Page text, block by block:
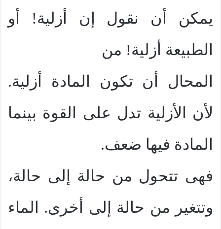
يمكن أن نقول إن أزلية! أو
الطبيعة أزلية! من
المحال أن تكون المادة أزلية.
لأن الأزلية تدل على القوة بينما
المادة فيها ضعف.
فهى تتحول من حالة إلى حالة،
وتتغير من حالة إلى أخرى. الماء